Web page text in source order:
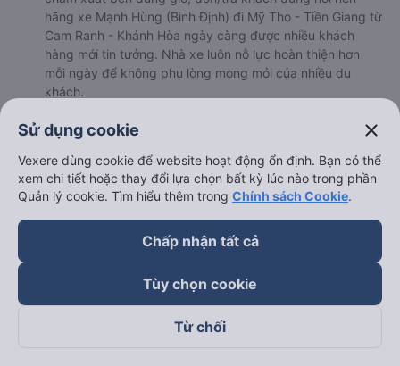
hãng xe Mạnh Hùng (Bình Định) đi Mỹ Tho - Tiền Giang từ
Cam Ranh - Khánh Hòa ngày càng được nhiều khách
hàng mới tin tưởng. Nhà xe luôn nỗ lực hoàn thiện hơn
mỗi ngày để không phụ lòng mong mỏi của nhiều du
khách.
Sử dụng cookie close
Vexere dùng cookie để website hoạt động ổn định. Bạn có thể
xem chi tiết hoặc thay đổi lựa chọn bất kỳ lúc nào trong phần
Quản lý cookie. Tìm hiểu thêm trong Chính sách Cookie.
Chấp nhận tất cả
Tùy chọn cookie
Từ chối